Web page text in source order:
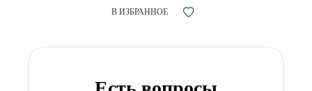
В ИЗБРАННОЕ